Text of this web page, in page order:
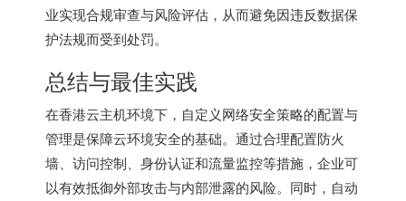
业实现合规审查与风险评估，从而避免因违反数据保
护法规而受到处罚。
总结与最佳实践
在香港云主机环境下，自定义网络安全策略的配置与
管理是保障云环境安全的基础。通过合理配置防火
墙、访问控制、身份认证和流量监控等措施，企业可
以有效抵御外部攻击与内部泄露的风险。同时，自动